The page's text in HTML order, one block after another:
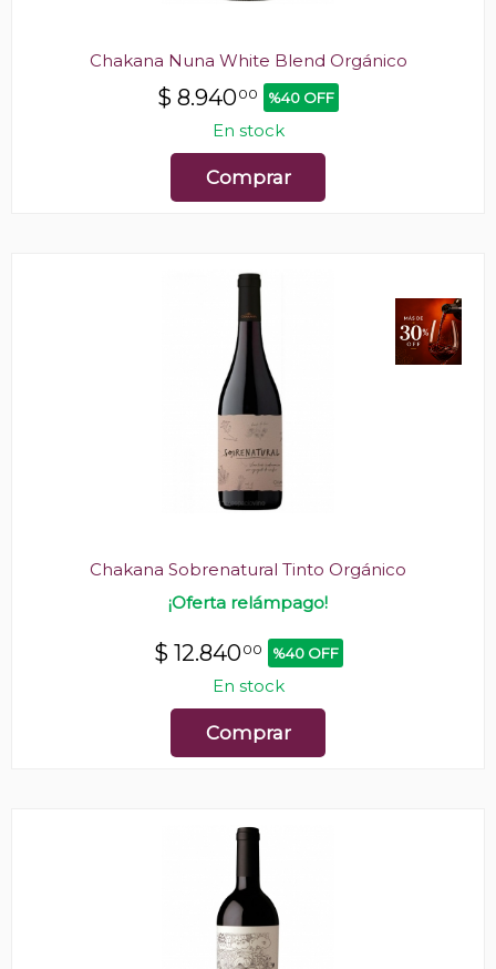
Chakana Nuna White Blend Orgánico
$ 8.94000 %40 OFF
En stock
Comprar
Chakana Sobrenatural Tinto Orgánico
¡Oferta relámpago!
$ 12.84000 %40 OFF
En stock
Comprar